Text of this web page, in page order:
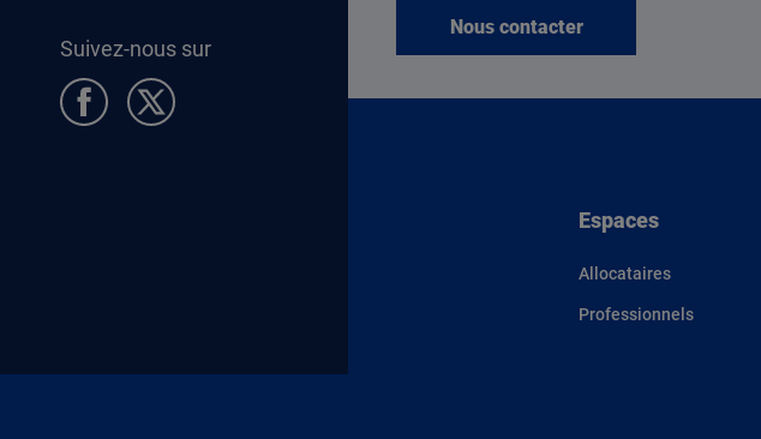
Suivez-nous sur
Nous contacter
Espaces
Allocataires
Professionnels